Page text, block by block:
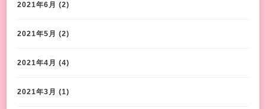
2021年6月 (2)
2021年5月 (2)
2021年4月 (4)
2021年3月 (1)